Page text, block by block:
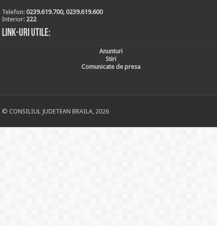
Telefon:0239.619.700, 0239.619.600
Interior: 222
Link-uri utile:
Anunturi
Stiri
Comunicate de presa
© CONSILIUL JUDETEAN BRAILA, 2026